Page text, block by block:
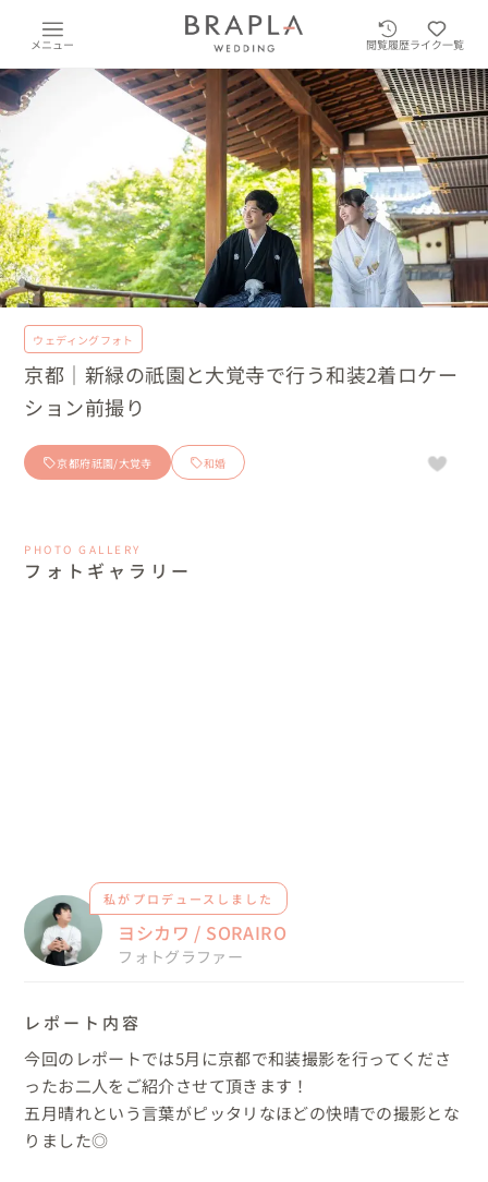
メニュー 閲覧履歴ライク一覧
ウェディングフォト
京都｜新緑の祇園と大覚寺で行う和装2着ロケー
ション前撮り
京都府祇園/大覚寺 和婚
PHOTO GALLERY
フォトギャラリー
私がプロデュースしました
ヨシカワ / SORAIRO
フォトグラファー
レポート内容
今回のレポートでは5月に京都で和装撮影を行ってくださ
ったお二人をご紹介させて頂きます！
五月晴れという言葉がピッタリなほどの快晴での撮影とな
りました◎